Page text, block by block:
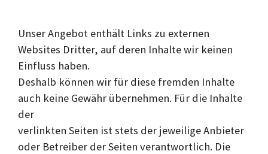
Unser Angebot enthält Links zu externen
Websites Dritter, auf deren Inhalte wir keinen
Einfluss haben.
Deshalb können wir für diese fremden Inhalte
auch keine Gewähr übernehmen. Für die Inhalte
der
verlinkten Seiten ist stets der jeweilige Anbieter
oder Betreiber der Seiten verantwortlich. Die